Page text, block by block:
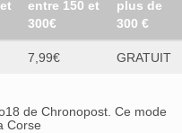
entre 150 et
300€
plus de
300 €
7,99€ GRATUIT
de Chronopost. Ce mode
Corse